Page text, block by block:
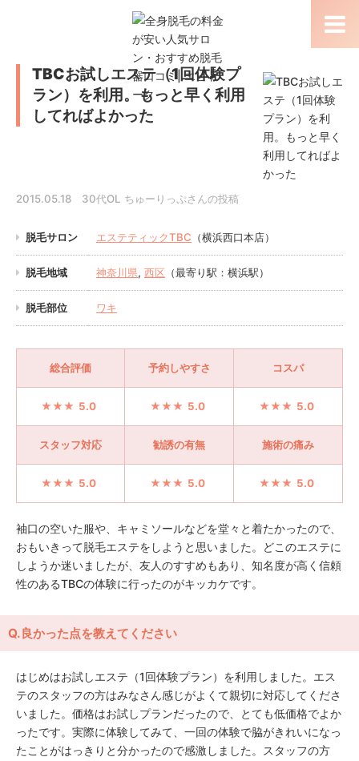
TBCお試しエステ（1回体験プ
ラン）を利用。もっと早く利用
してればよかった
2015.05.18 30代OL ちゅーりっぷさんの投稿
脱毛サロン エステティックTBC （横浜西口本店）
脱毛地域 神奈川県, 西区 （最寄り駅：横浜駅）
脱毛部位 ワキ
総合評価 予約しやすさ コスパ
5.0 5.0 5.0
スタッフ対応 勧誘の有無 施術の痛み
5.0 5.0 5.0
袖口の空いた服や、キャミソールなどを堂々と着たかったので、
おもいきって脱毛エステをしようと思いました。どこのエステに
しようか迷いましたが、友人のすすめもあり、知名度が高く信頼
性のあるTBCの体験に行ったのがキッカケです。
Q.良かった点を教えてください
はじめはお試しエステ（1回体験プラン）を利用しました。エス
テのスタッフの方はみなさん感じがよくて親切に対応してくださ
いました。価格はお試しプランだったので、とても低価格でよか
ったです。実際に体験してみて、一回の体験で脇がきれいになっ
たことがはっきりと分かったので感激しました。スタッフの方